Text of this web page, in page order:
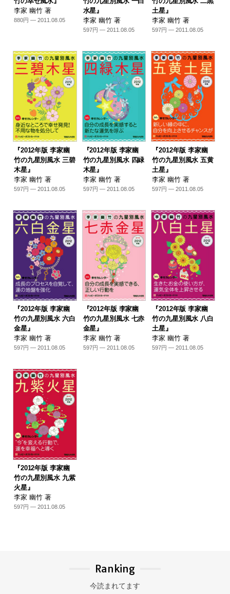
李家 幽竹 著
880円 — 2011.08.05
水星』
李家 幽竹 著
597円 — 2011.08.05
土星』
李家 幽竹 著
597円 — 2011.08.05
『2012年版 李家幽
竹の九星別風水 三碧
木星』
李家 幽竹 著
597円 — 2011.08.05
『2012年版 李家幽
竹の九星別風水 四緑
木星』
李家 幽竹 著
597円 — 2011.08.05
『2012年版 李家幽
竹の九星別風水 五黄
土星』
李家 幽竹 著
597円 — 2011.08.05
『2012年版 李家幽
竹の九星別風水 六白
金星』
李家 幽竹 著
597円 — 2011.08.05
『2012年版 李家幽
竹の九星別風水 七赤
金星』
李家 幽竹 著
597円 — 2011.08.05
『2012年版 李家幽
竹の九星別風水 八白
土星』
李家 幽竹 著
597円 — 2011.08.05
『2012年版 李家幽
竹の九星別風水 九紫
火星』
李家 幽竹 著
597円 — 2011.08.05
Ranking
今読まれてます